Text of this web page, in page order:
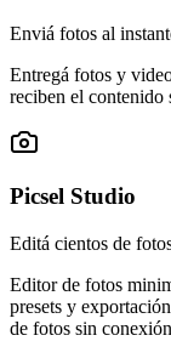
Enviá fotos al
Entregá fotos y
reciben el contenido
Picsel Studio
Editá cientos de
Editor de fotos
presets y
de fotos sin